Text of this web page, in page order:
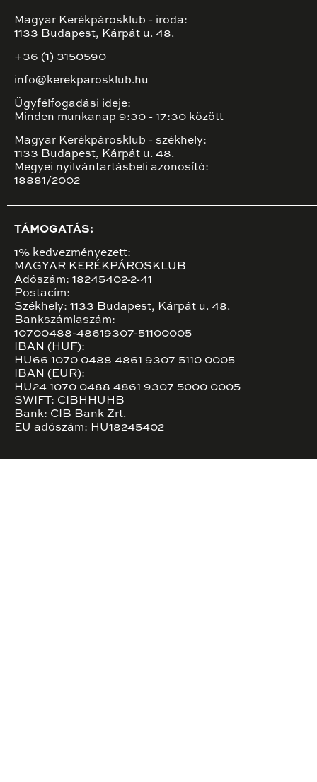
Magyar Kerékpárosklub - iroda:
1133 Budapest, Kárpát u. 48.
+36 (1) 3150590
info@kerekparosklub.hu
Ügyfélfogadási ideje:
Minden munkanap 9:30 - 17:30 között
Magyar Kerékpárosklub - székhely:
1133 Budapest, Kárpát u. 48.
Megyei nyilvántartásbeli azonosító:
18881/2002
TÁMOGATÁS:
1% kedvezményezett:
MAGYAR KERÉKPÁROSKLUB
Adószám: 18245402-2-41
Postacím:
Székhely: 1133 Budapest, Kárpát u. 48.
Bankszámlaszám:
10700488-48619307-51100005
IBAN (HUF):
HU66 1070 0488 4861 9307 5110 0005
IBAN (EUR):
HU24 1070 0488 4861 9307 5000 0005
SWIFT: CIBHHUHB
Bank: CIB Bank Zrt.
EU adószám: HU18245402